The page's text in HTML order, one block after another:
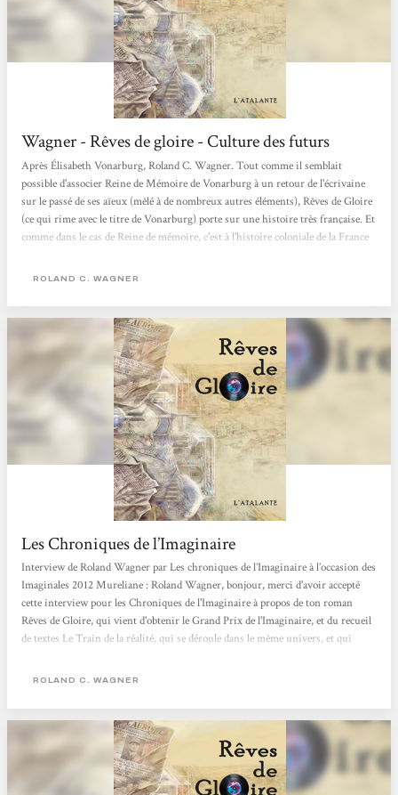
Wagner - Rêves de gloire - Culture des futurs
Après Élisabeth Vonarburg, Roland C. Wagner. Tout comme il semblait
possible d'associer Reine de Mémoire de Vonarburg à un retour de l'écrivaine
sur le passé de ses aïeux (mêlé à de nombreux autres éléments), Rêves de Gloire
(ce qui rime avec le titre de Vonarburg) porte sur une histoire très française. Et
comme dans le cas de Reine de mémoire, c'est à l'histoire coloniale de la France
dans tous les sens du mot. Ni l'un ni l'autre ne prétendent réhabiliter l'empire
ROLAND C. WAGNER
Les Chroniques de l’Imaginaire
Interview de Roland Wagner par Les chroniques de l’Imaginaire à l’occasion des
Imaginales 2012 Mureliane : Roland Wagner, bonjour, merci d'avoir accepté
cette interview pour les Chroniques de l'Imaginaire à propos de ton roman
Rêves de Gloire, qui vient d'obtenir le Grand Prix de l'Imaginaire, et du recueil
de textes Le Train de la réalité, qui se déroule dans le même univers, et qui
important dans le paysage de la SF, et de l'uchronie, et dans ta carrière, puisque
ROLAND C. WAGNER